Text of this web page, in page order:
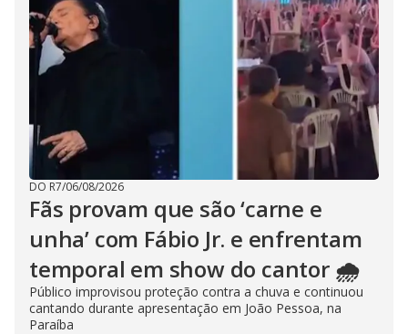
DO R7/06/08/2026
Fãs provam que são ‘carne e
unha’ com Fábio Jr. e enfrentam
temporal em show do cantor 🌧️
Público improvisou proteção contra a chuva e continuou
cantando durante apresentação em João Pessoa, na
Paraíba